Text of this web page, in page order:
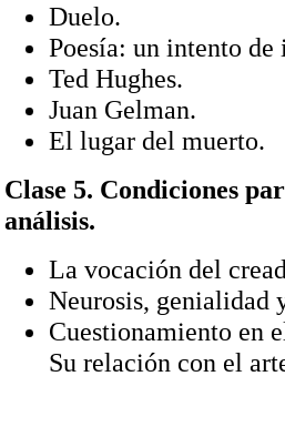
Duelo.
Poesía: un intento
Ted Hughes.
Juan Gelman.
El lugar del muerto.
Clase 5. Condiciones
análisis.
La vocación del
Neurosis, genialidad
Cuestionamiento en
Su relación con el